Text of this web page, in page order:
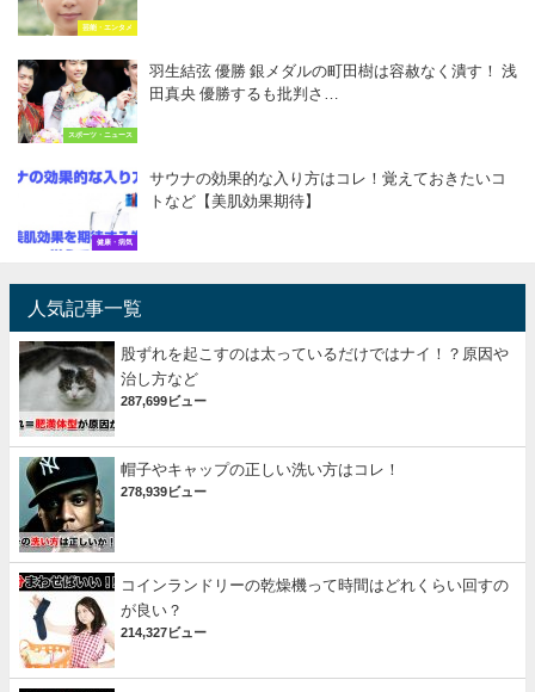
芸能・エンタメ
スポーツ・ニュース
羽生結弦 優勝 銀メダルの町田樹は容赦なく潰す！ 浅
田真央 優勝するも批判さ…
健康・病気
サウナの効果的な入り方はコレ！覚えておきたいコ
トなど【美肌効果期待】
人気記事一覧
股ずれを起こすのは太っているだけではナイ！？原因や
治し方など
287,699ビュー
帽子やキャップの正しい洗い方はコレ！
278,939ビュー
コインランドリーの乾燥機って時間はどれくらい回すの
が良い？
214,327ビュー